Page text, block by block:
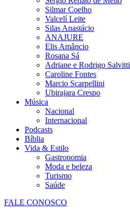
Silmar Coelho
Valcelí Leite
Silas Anastácio
ANAJURE
Elis Amâncio
Rosana Sá
Adriane e Rodrigo Salvitti
Caroline Fontes
Marcio Scarpellini
Ubirajara Crespo
Música
Nacional
Internacional
Podcasts
Bíblia
Vida & Estilo
Gastronomia
Moda e beleza
Turismo
Saúde
FALE CONOSCO